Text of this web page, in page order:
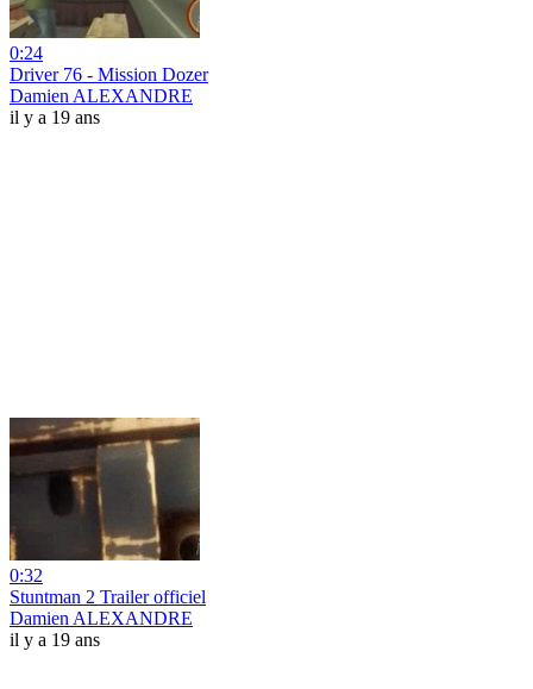
0:24
Driver 76 - Mission Dozer
Damien ALEXANDRE
il y a 19 ans
0:32
Stuntman 2 Trailer officiel
Damien ALEXANDRE
il y a 19 ans